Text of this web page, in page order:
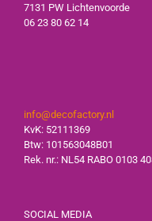
7131 PW Lichtenvoorde
06 23 80 62 14
info@decofactory.nl
KvK: 52111369
Btw: 101563048B01
Rek. nr.: NL54 RABO 0103
SOCIAL MEDIA